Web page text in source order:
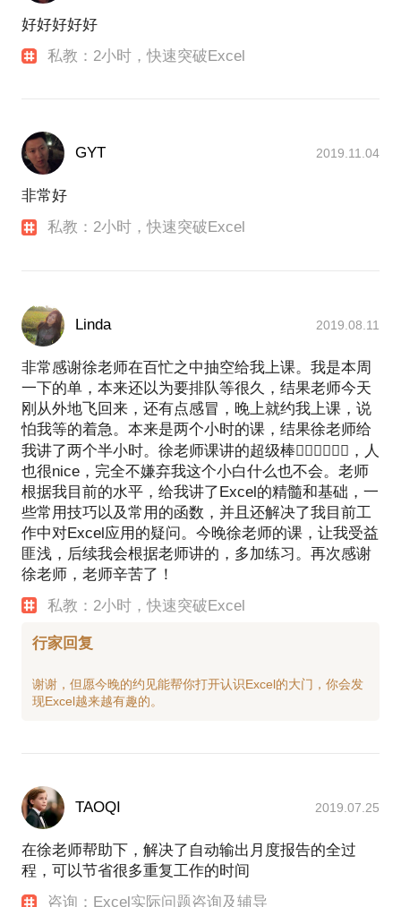
好好好好好
私教：2小时，快速突破Excel
GYT 2019.11.04
非常好
私教：2小时，快速突破Excel
Linda 2019.08.11
非常感谢徐老师在百忙之中抽空给我上课。我是本周
一下的单，本来还以为要排队等很久，结果老师今天
刚从外地飞回来，还有点感冒，晚上就约我上课，说
怕我等的着急。本来是两个小时的课，结果徐老师给
我讲了两个半小时。徐老师课讲的超级棒👍🏻👍🏻👍🏻，人
也很nice，完全不嫌弃我这个小白什么也不会。老师
根据我目前的水平，给我讲了Excel的精髓和基础，一
些常用技巧以及常用的函数，并且还解决了我目前工
作中对Excel应用的疑问。今晚徐老师的课，让我受益
匪浅，后续我会根据老师讲的，多加练习。再次感谢
徐老师，老师辛苦了！
私教：2小时，快速突破Excel
行家回复
谢谢，但愿今晚的约见能帮你打开认识Excel的大门，你会发
TAOQI 2019.07.25
在徐老师帮助下，解决了自动输出月度报告的全过
程，可以节省很多重复工作的时间
咨询：Excel实际问题咨询及辅导